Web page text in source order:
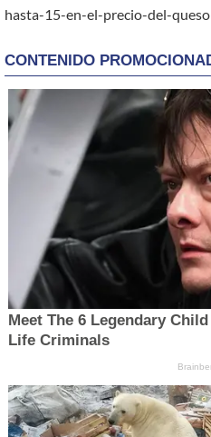
hasta-15-en-el-precio-del-queso